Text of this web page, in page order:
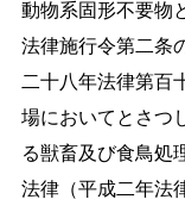
動物系固形不要物
法律施行令第二条
二十八年法律第百
場においてとさつ
る獣畜及び食鳥処
法律（平成二年法